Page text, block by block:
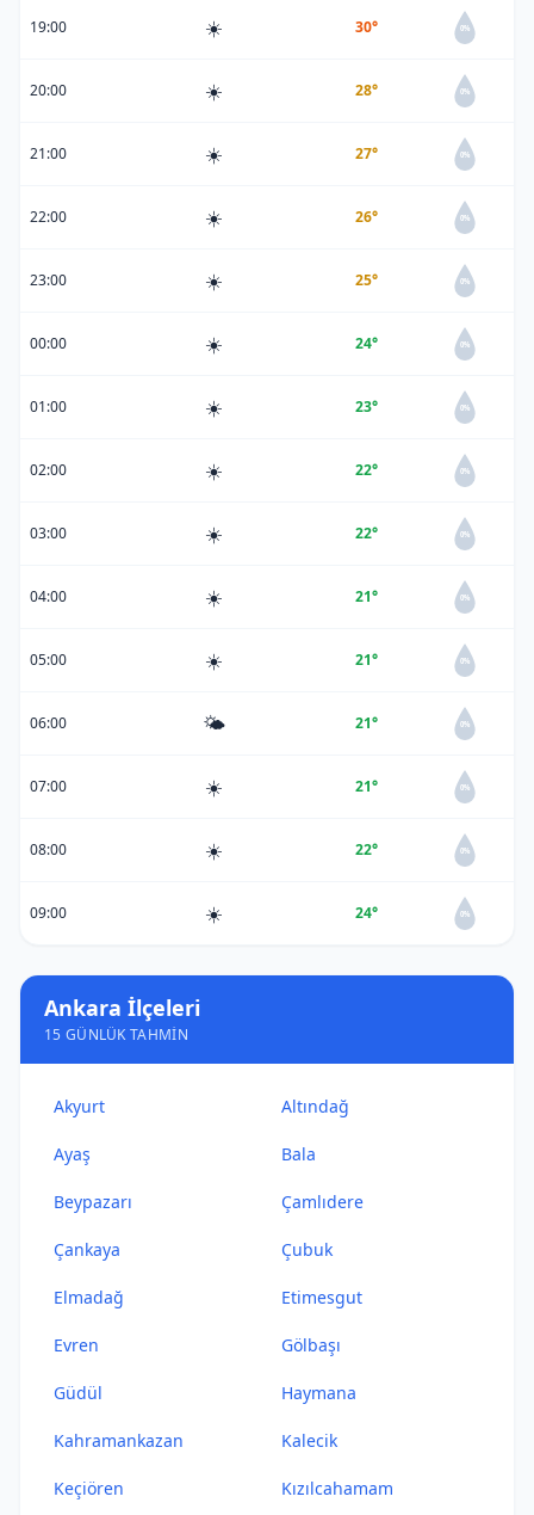
19:00 ☀️ 30° 0%
20:00 ☀️ 28° 0%
21:00 ☀️ 27° 0%
22:00 ☀️ 26° 0%
23:00 ☀️ 25° 0%
00:00 ☀️ 24° 0%
01:00 ☀️ 23° 0%
02:00 ☀️ 22° 0%
03:00 ☀️ 22° 0%
04:00 ☀️ 21° 0%
05:00 ☀️ 21° 0%
06:00 🌤️ 21° 0%
07:00 ☀️ 21° 0%
08:00 ☀️ 22° 0%
09:00 ☀️ 24° 0%
Ankara İlçeleri
15 GÜNLÜK TAHMIN
Akyurt Altındağ
Ayaş Bala
Beypazarı Çamlıdere
Çankaya Çubuk
Elmadağ Etimesgut
Evren Gölbaşı
Güdül Haymana
Kahramankazan Kalecik
Keçiören Kızılcahamam